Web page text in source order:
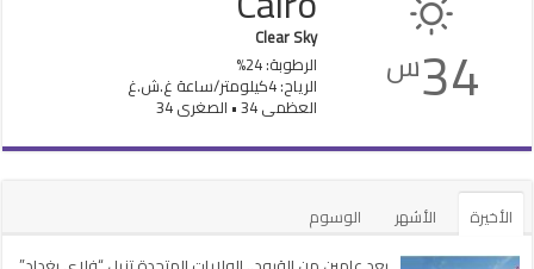
34س
Clear Sky
الرطوبة: 24%
الرياح: 4كيلومتر/ساعة غ.ش.غ
العظمى 34 • الصغرى 34
الأخيرة الأشهر
الوسوم